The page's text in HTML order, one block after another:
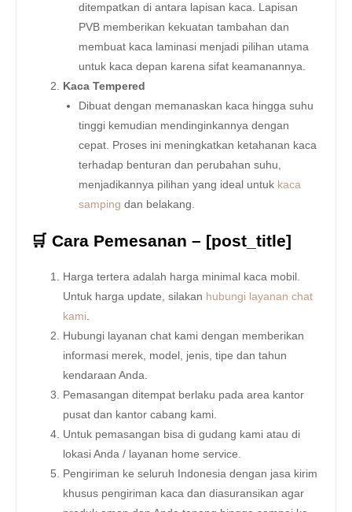
ditempatkan di antara lapisan kaca. Lapisan
PVB memberikan kekuatan tambahan dan
membuat kaca laminasi menjadi pilihan utama
untuk kaca depan karena sifat keamanannya.
Kaca Tempered
Dibuat dengan memanaskan kaca hingga suhu
tinggi kemudian mendinginkannya dengan
cepat. Proses ini meningkatkan ketahanan kaca
terhadap benturan dan perubahan suhu,
menjadikannya pilihan yang ideal untuk kaca
samping dan belakang.
🛒 Cara Pemesanan – [post_title]
Harga tertera adalah harga minimal kaca mobil.
Untuk harga update, silakan hubungi layanan chat
kami
Hubungi layanan chat kami dengan memberikan
informasi merek, model, jenis, tipe dan tahun
kendaraan Anda.
Pemasangan ditempat berlaku pada area kantor
pusat dan kantor cabang kami.
Untuk pemasangan bisa di gudang kami atau di
lokasi Anda / layanan home service.
Pengiriman ke seluruh Indonesia dengan jasa kirim
khusus pengiriman kaca dan diasuransikan agar